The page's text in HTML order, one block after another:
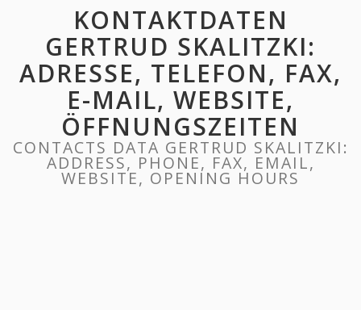
KONTAKTDATEN
GERTRUD SKALITZKI:
ADRESSE, TELEFON, FAX,
E-MAIL, WEBSITE,
ÖFFNUNGSZEITEN
CONTACTS DATA GERTRUD SKALITZKI:
ADDRESS, PHONE, FAX, EMAIL,
WEBSITE, OPENING HOURS